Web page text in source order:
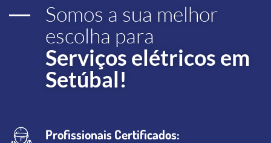
Somos a sua melhor
escolha para
Serviços elétricos em
Setúbal!
Profissionais Certificados: